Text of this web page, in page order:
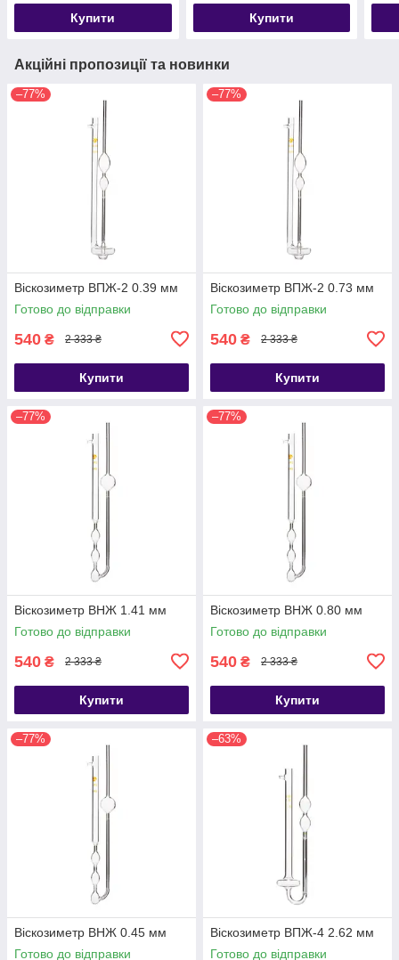
Купити Купити
Акційні пропозиції та новинки
–77%
Віскозиметр ВПЖ-2 0.39 мм
Готово до відправки
540 ₴ 2 333 ₴
Купити
–77%
Віскозиметр ВПЖ-2 0.73 мм
Готово до відправки
540 ₴ 2 333 ₴
Купити
–77%
Віскозиметр ВНЖ 1.41 мм
Готово до відправки
540 ₴ 2 333 ₴
Купити
–77%
Віскозиметр ВНЖ 0.80 мм
Готово до відправки
540 ₴ 2 333 ₴
Купити
–77%
Віскозиметр ВНЖ 0.45 мм
Готово до відправки
–63%
Віскозиметр ВПЖ-4 2.62 мм
Готово до відправки